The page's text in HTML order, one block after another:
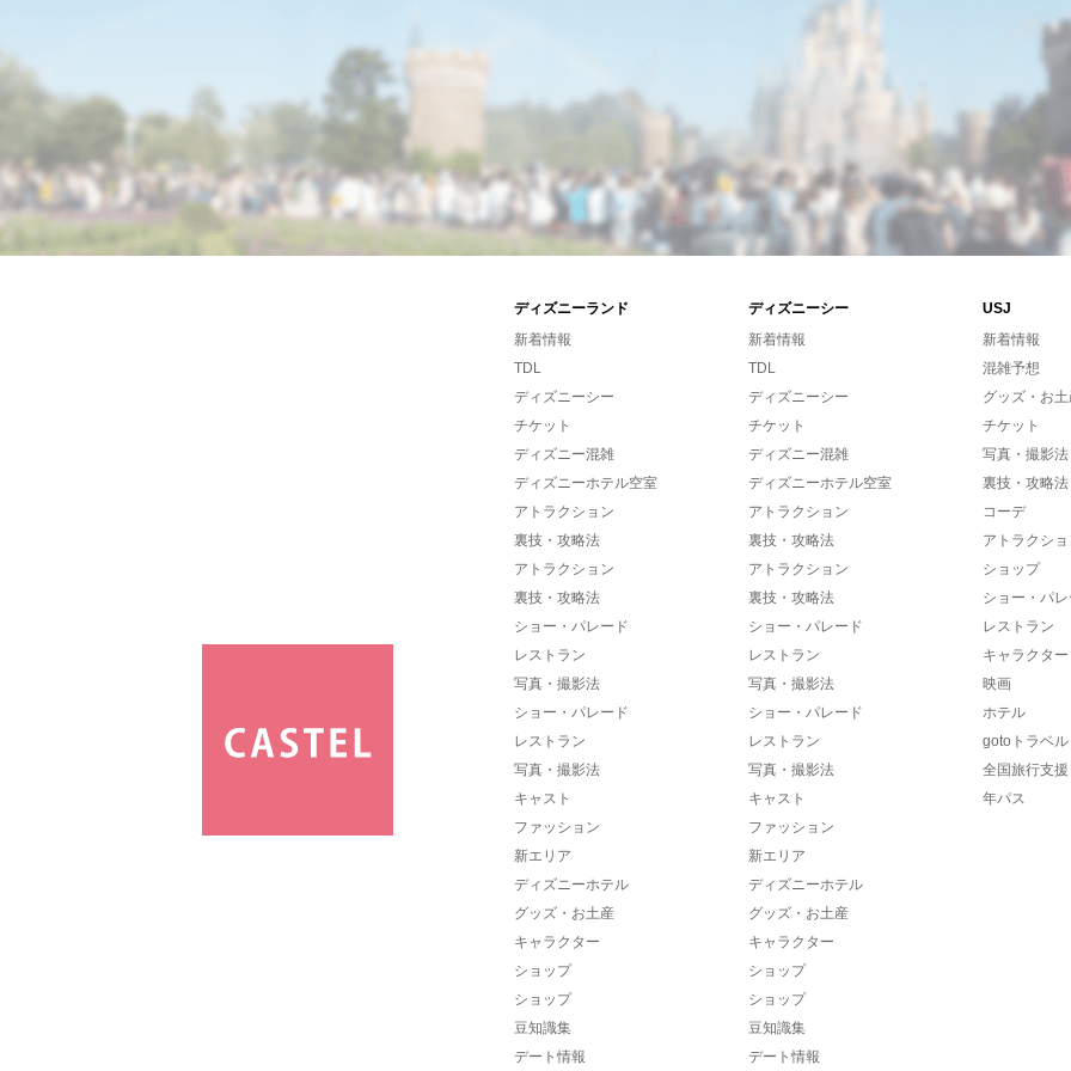
ディズニーランド ディズニーシー
USJ
新着情報
TDL
ディズニーシー
チケット
ディズニー混雑
ディズニーホテル空室
アトラクション
裏技・攻略法
アトラクション
裏技・攻略法
ショー・パレード
レストラン
写真・撮影法
ショー・パレード
レストラン
写真・撮影法
キャスト
ファッション
新エリア
ディズニーホテル
グッズ・お土産
キャラクター
ショップ
ショップ
豆知識集
デート情報
新着情報
TDL
ディズニーシー
チケット
ディズニー混雑
ディズニーホテル空室
アトラクション
裏技・攻略法
アトラクション
裏技・攻略法
ショー・パレード
レストラン
写真・撮影法
ショー・パレード
レストラン
写真・撮影法
キャスト
ファッション
新エリア
ディズニーホテル
グッズ・お土産
キャラクター
ショップ
ショップ
豆知識集
デート情報
新着情報
混雑予想
グッズ・お
チケット
写真・撮影法
裏技・攻略法
コーデ
アトラクシ
ショップ
ショー・パ
レストラン
キャラクター
映画
ホテル
gotoトラベル
全国旅行支援
年パス